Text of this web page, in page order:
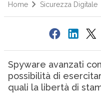
Home Sicurezza Digitale
Spyware avanzati
possibilità di
quali la libertà di